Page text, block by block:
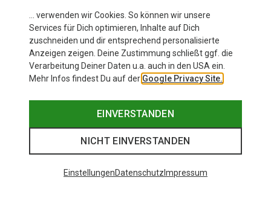
… verwenden wir Cookies. So können wir unsere
Services für Dich optimieren, Inhalte auf Dich
zuschneiden und dir entsprechend personalisierte
Anzeigen zeigen. Deine Zustimmung schließt ggf. die
Verarbeitung Deiner Daten u.a. auch in den USA ein.
Mehr Infos findest Du auf der Google Privacy Site.
EINVERSTANDEN
NICHT EINVERSTANDEN
EinstellungenDatenschutz Impressum